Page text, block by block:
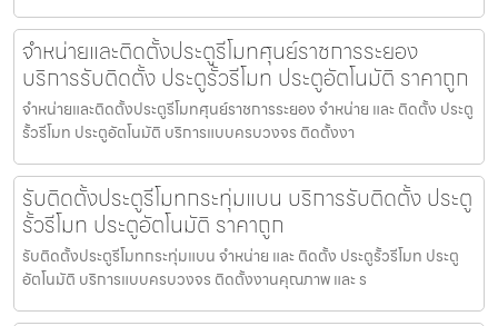
จำหน่ายและติดตั้งประตูรีโมทศุนย์ราชการระยอง
บริการรับติดตั้ง ประตูรั้วรีโมท ประตูอัตโนมัติ ราคาถูก
จำหน่ายและติดตั้งประตูรีโมทศุนย์ราชการระยอง จำหน่าย และ ติดตั้ง ประตู
รั้วรีโมท ประตูอัตโนมัติ บริการแบบครบวงจร ติดตั้งงา
รับติดตั้งประตูรีโมทกระทุ่มแบน บริการรับติดตั้ง ประตู
รั้วรีโมท ประตูอัตโนมัติ ราคาถูก
รับติดตั้งประตูรีโมทกระทุ่มแบน จำหน่าย และ ติดตั้ง ประตูรั้วรีโมท ประตู
อัตโนมัติ บริการแบบครบวงจร ติดตั้งงานคุณภาพ และ ร